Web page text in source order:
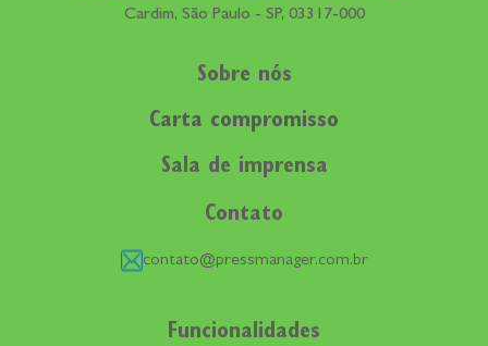
Cardim, São Paulo - SP, 03317-000
Sobre nós
Carta compromisso
Sala de imprensa
Contato
contato@pressmanager.com.br
Funcionalidades